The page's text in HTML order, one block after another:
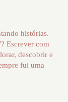
histórias.
Escrever com
descobrir e
fui uma